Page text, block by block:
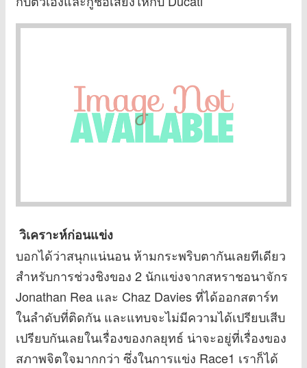
วิเคราะห์ก่อนแข่ง
บอกได้ว่าสนุกแน่นอน ห้ามกระพริบตากันเลยทีเดียว
สำหรับการช่วงชิงของ 2 นักแข่งจากสหราชอนาจักร
Jonathan Rea และ Chaz Davies ที่ได้ออกสตาร์ท
ในลำดับที่ติดกัน และแทบจะไม่มีความได้เปรียบเสีบ
เปรียบกันเลยในเรื่องของกลยุทธ์ น่าจะอยู่ที่เรื่องของ
สภาพจิตใจมากกว่า ซึ่งในการแข่ง Race1 เราก็ได้